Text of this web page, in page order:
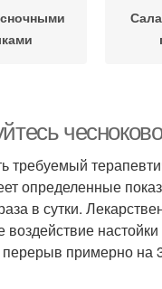
требуемый
определенные
в сутки.
примерно на